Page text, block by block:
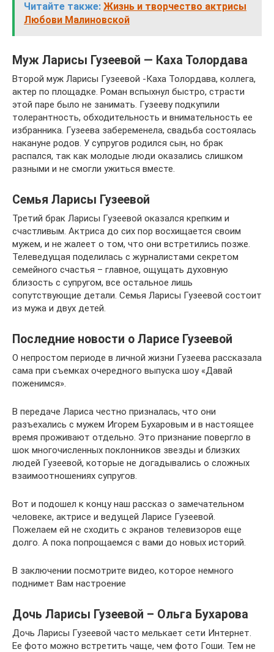
Читайте также: Жизнь и творчество актрисы
Любови Малиновской
Муж Ларисы Гузеевой — Каха Толордава
Второй муж Ларисы Гузеевой -Каха Толордава, коллега,
актер по площадке. Роман вспыхнул быстро, страсти
этой паре было не занимать. Гузееву подкупили
толерантность, обходительность и внимательность ее
избранника. Гузеева забеременела, свадьба состоялась
накануне родов. У супругов родился сын, но брак
распался, так как молодые люди оказались слишком
разными и не смогли ужиться вместе.
Семья Ларисы Гузеевой
Третий брак Ларисы Гузеевой оказался крепким и
счастливым. Актриса до сих пор восхищается своим
мужем, и не жалеет о том, что они встретились позже.
Телеведущая поделилась с журналистами секретом
семейного счастья – главное, ощущать духовную
близость с супругом, все остальное лишь
сопутствующие детали. Семья Ларисы Гузеевой состоит
из мужа и двух детей.
Последние новости о Ларисе Гузеевой
О непростом периоде в личной жизни Гузеева рассказала
сама при съемках очередного выпуска шоу «Давай
поженимся».
В передаче Лариса честно призналась, что они
разъехались с мужем Игорем Бухаровым и в настоящее
время проживают отдельно. Это признание повергло в
шок многочисленных поклонников звезды и близких
людей Гузеевой, которые не догадывались о сложных
взаимоотношениях супругов.
Вот и подошел к концу наш рассказ о замечательном
человеке, актрисе и ведущей Ларисе Гузеевой.
Пожелаем ей не сходить с экранов телевизоров еще
долго. А пока попрощаемся с вами до новых историй.
В заключении посмотрите видео, которое немного
поднимет Вам настроение
Дочь Ларисы Гузеевой – Ольга Бухарова
Дочь Ларисы Гузеевой часто мелькает сети Интернет.
Ее фото можно встретить чаще, чем фото Гоши. Тем не